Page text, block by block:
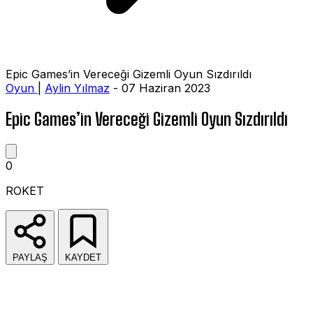
Epic Games’in Vereceği Gizemli Oyun Sızdırıldı
Oyun
Aylin Yılmaz - 07 Haziran 2023
Epic Games’in Vereceği Gizemli Oyun Sızdırıldı
0
ROKET
PAYLAŞ KAYDET